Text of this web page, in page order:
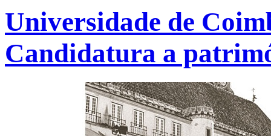
Universidade de
Candidatura a